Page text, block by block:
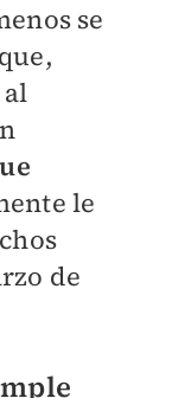
se
le
de